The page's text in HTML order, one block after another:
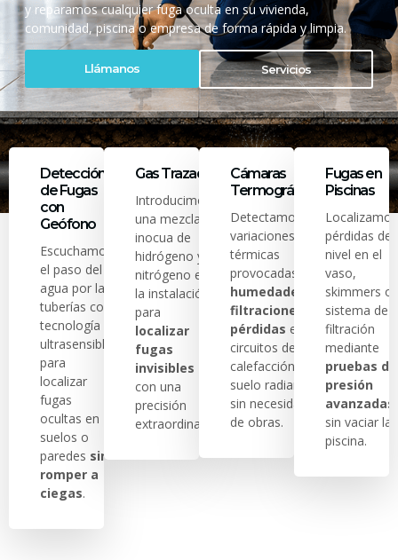
y reparamos cualquier fuga oculta en su vivienda,
comunidad, piscina o empresa de forma rápida y limpia.
Llámanos Servicios
Detección
de Fugas
con
Geófono
Escuchamos
el paso del
agua por las
tuberías con
tecnología
ultrasensible
para
localizar
fugas
ocultas en
suelos o
paredes sin
romper a
ciegas.
Gas Trazador
Introducimos
una mezcla
inocua de
hidrógeno y
nitrógeno en
la instalación
para
localizar
fugas
invisibles
con una
precisión
extraordinaria.
Cámaras
Termográficas
Detectamos
variaciones
térmicas
provocadas por
humedades,
filtraciones o
pérdidas en
circuitos de
calefacción y
suelo radiante
sin necesidad
de obras.
Fugas en
Piscinas
Localizamos
pérdidas de
nivel en el
vaso,
skimmers o
sistema de
filtración
mediante
pruebas de
presión
avanzadas
sin vaciar la
piscina.